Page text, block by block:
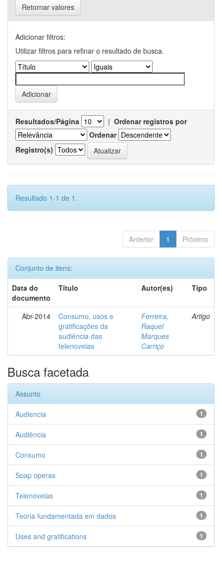
Retornar valores
Adicionar filtros:
Utilizar filtros para refinar o resultado de busca.
Resultados/Página | Ordenar registros por
Ordenar
Registro(s)
Resultado 1-1 de 1.
Anterior 1 Próximo
Conjunto de itens:
Data do
documento
Título Autor(es) Tipo
Abr-2014
Consumo, usos e
gratificações da
audiência das
telenovelas
Ferreira,
Raquel
Marques
Carriço
Artigo
Busca facetada
Assunto
1
Audiencia
1
Audiência
1
Consumo
1
Soap operas
1
Telenovelas
1
Teoria fundamentada em dados
1
Uses and gratifications